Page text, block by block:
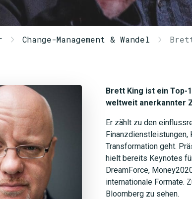
Change-Management & Wandel
Brett King ist ein Top-
weltweit anerkannter
Er zählt zu den
Transformation geht.
hielt bereits Keynotes
DreamForce,
internationale Formate.
Bloomberg zu sehen.